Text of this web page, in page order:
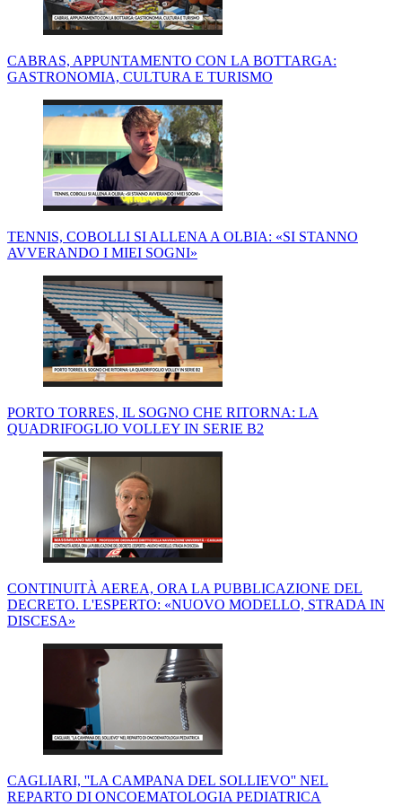
CABRAS, APPUNTAMENTO CON LA BOTTARGA:
GASTRONOMIA, CULTURA E TURISMO
TENNIS, COBOLLI SI ALLENA A OLBIA: «SI STANNO
AVVERANDO I MIEI SOGNI»
PORTO TORRES, IL SOGNO CHE RITORNA: LA
QUADRIFOGLIO VOLLEY IN SERIE B2
CONTINUITÀ AEREA, ORA LA PUBBLICAZIONE DEL
DECRETO. L'ESPERTO: «NUOVO MODELLO, STRADA IN
DISCESA»
CAGLIARI, ''LA CAMPANA DEL SOLLIEVO'' NEL
REPARTO DI ONCOEMATOLOGIA PEDIATRICA